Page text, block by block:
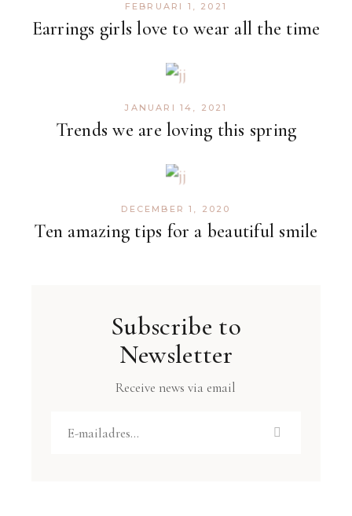
Earrings girls love to wear all the time
FEBRUARI 1, 2021
Trends we are loving this spring
JANUARI 14, 2021
Ten amazing tips for a beautiful smile
DECEMBER 1, 2020
Subscribe to
Newsletter
Receive news via email